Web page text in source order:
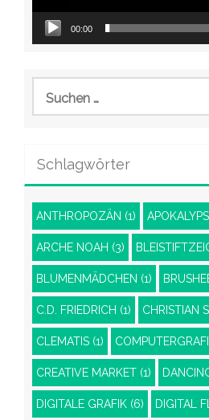
00:00
nach:
Schlagwörter
ANTHROPOZÄN (1)
ARCHE NOAH (3)
BLUMENMÄDCHEN (1)
C.D. FRIEDRICH (1) CHRISTIAN
CLEMATIS (1)
CREATIVE MARKET (1)
DIGITALE GRAFIK (6) DIGITAL